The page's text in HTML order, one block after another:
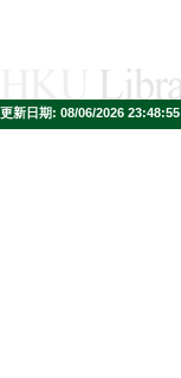
更新日期: 08/06/2026 23:48:55